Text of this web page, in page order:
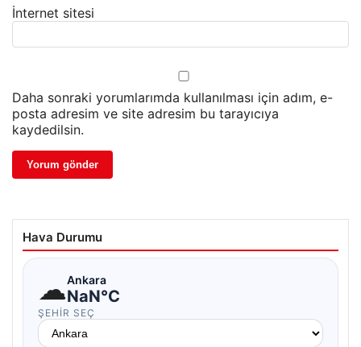
İnternet sitesi
Daha sonraki yorumlarımda kullanılması için adım, e-
posta adresim ve site adresim bu tarayıcıya
kaydedilsin.
Hava Durumu
☁Ankara
NaN°C
ŞEHIR SEÇ